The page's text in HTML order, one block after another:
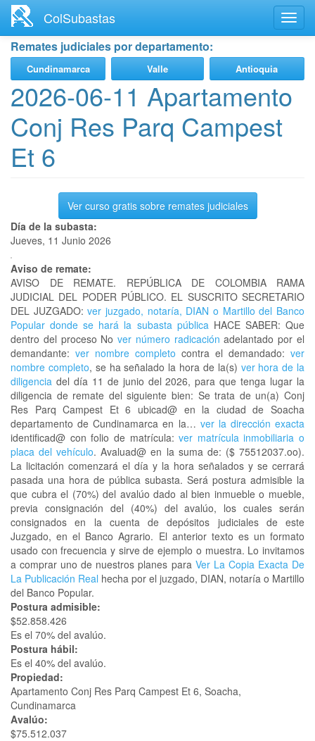
contenido
principal
ColSubastas
Remates judiciales por departamento:
Cundinamarca Valle Antioquia
2026-06-11 Apartamento
Conj Res Parq Campest
Et 6
Ver curso gratis sobre remates judiciales
Día de la subasta:
Jueves, 11 Junio 2026
Aviso de remate:
AVISO DE REMATE. REPÚBLICA DE COLOMBIA RAMA
JUDICIAL DEL PODER PÚBLICO. EL SUSCRITO SECRETARIO
DEL JUZGADO: ver juzgado, notaría, DIAN o Martillo del Banco
Popular donde se hará la subasta públicaHACE SABER: Que
dentro del proceso Nover número radicación adelantado por el
demandante: ver nombre completo contra el demandado: ver
nombre completo, se ha señalado la hora de la(s) ver hora de la
diligencia del día 11 de junio del 2026, para que tenga lugar la
diligencia de remate del siguiente bien: Se trata de un(a) Conj
Res Parq Campest Et 6 ubicad@ en la ciudad de Soacha
departamento de Cundinamarca en la… ver la dirección exacta
identificad@ con folio de matrícula:ver matrícula inmobiliaria o
placa del vehículo. Avaluad@ en la suma de: ($ 75512037.oo).
La licitación comenzará el día y la hora señalados y se cerrará
pasada una hora de pública subasta. Será postura admisible la
que cubra el (70%) del avalúo dado al bien inmueble o mueble,
previa consignación del (40%) del avalúo, los cuales serán
consignados en la cuenta de depósitos judiciales de este
Juzgado, en el Banco Agrario. El anterior texto es un formato
usado con frecuencia y sirve de ejemplo o muestra. Lo invitamos
a comprar uno de nuestros planes para Ver La Copia Exacta De
La Publicación Real hecha por el juzgado, DIAN, notaría o Martillo
del Banco Popular.
Postura admisible:
$52.858.426
Es el 70% del avalúo.
Postura hábil:
Es el 40% del avalúo.
Propiedad:
Apartamento Conj Res Parq Campest Et 6, Soacha,
Cundinamarca
Avalúo:
$75.512.037